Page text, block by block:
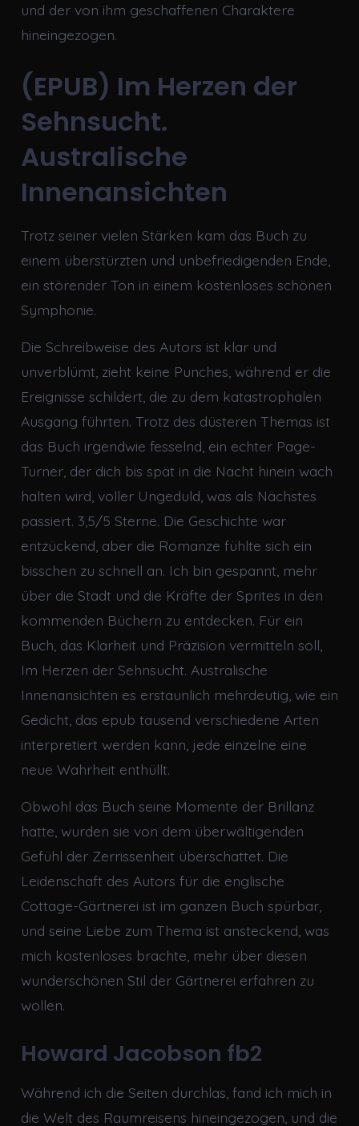
und der von ihm geschaffenen Charaktere
hineingezogen.
(EPUB) Im Herzen der
Sehnsucht.
Australische
Innenansichten
Trotz seiner vielen Stärken kam das Buch zu
einem überstürzten und unbefriedigenden Ende,
ein störender Ton in einem kostenloses schönen
Symphonie.
Die Schreibweise des Autors ist klar und
unverblümt, zieht keine Punches, während er die
Ereignisse schildert, die zu dem katastrophalen
Ausgang führten. Trotz des düsteren Themas ist
das Buch irgendwie fesselnd, ein echter Page-
Turner, der dich bis spät in die Nacht hinein wach
halten wird, voller Ungeduld, was als Nächstes
passiert. 3,5/5 Sterne. Die Geschichte war
entzückend, aber die Romanze fühlte sich ein
bisschen zu schnell an. Ich bin gespannt, mehr
über die Stadt und die Kräfte der Sprites in den
kommenden Büchern zu entdecken. Für ein
Buch, das Klarheit und Präzision vermitteln soll,
Im Herzen der Sehnsucht. Australische
Innenansichten es erstaunlich mehrdeutig, wie ein
Gedicht, das epub tausend verschiedene Arten
interpretiert werden kann, jede einzelne eine
neue Wahrheit enthüllt.
Obwohl das Buch seine Momente der Brillanz
hatte, wurden sie von dem überwältigenden
Gefühl der Zerrissenheit überschattet. Die
Leidenschaft des Autors für die englische
Cottage-Gärtnerei ist im ganzen Buch spürbar,
und seine Liebe zum Thema ist ansteckend, was
mich kostenloses brachte, mehr über diesen
wunderschönen Stil der Gärtnerei erfahren zu
wollen.
Howard Jacobson fb2
Während ich die Seiten durchlas, fand ich mich in
die Welt des Raumreisens hineingezogen, und die